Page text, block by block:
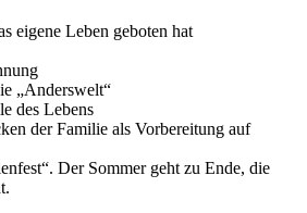
eigene Leben geboten hat
„Anderswelt“
des Lebens
der Familie als Vorbereitung auf
Der Sommer geht zu Ende, die